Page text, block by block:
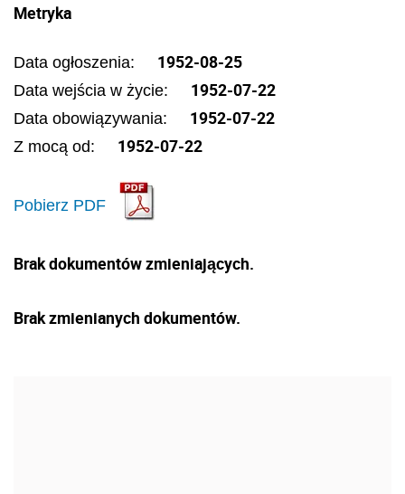
Metryka
Data ogłoszenia: 1952-08-25
Data wejścia w życie: 1952-07-22
Data obowiązywania: 1952-07-22
Z mocą od: 1952-07-22
Pobierz PDF
Brak dokumentów zmieniających.
Brak zmienianych dokumentów.